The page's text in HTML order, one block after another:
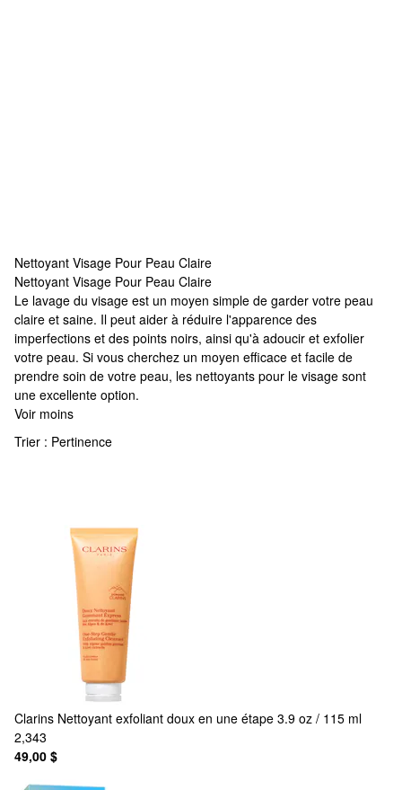
Nettoyant Visage Pour Peau Claire
Nettoyant Visage Pour Peau Claire
Nettoyant Visage Pour Peau Claire
Le lavage du visage est un moyen simple de garder votre peau
claire et saine. Il peut aider à réduire l'apparence des
imperfections et des points noirs, ainsi qu'à adoucir et exfolier
votre peau. Si vous cherchez un moyen efficace et facile de
prendre soin de votre peau, les nettoyants pour le visage sont
une excellente option.
Voir moins
Trier : Pertinence
Clarins Nettoyant exfoliant doux en une étape 3.9 oz / 115 ml
2,343
49,00 $